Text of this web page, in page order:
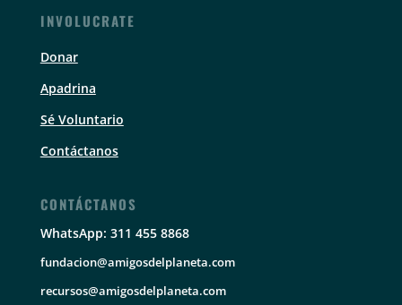
INVOLUCRATE
Donar
Apadrina
Sé Voluntario
Contáctanos
CONTÁCTANOS
WhatsApp: 311 455 8868
fundacion@amigosdelplaneta.com
recursos@amigosdelplaneta.com